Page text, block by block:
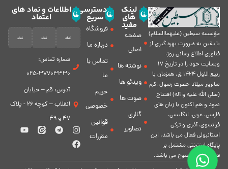
مؤسسه سبطين (عليهماالسلام)
با يقين به ضرورت بهره گیرى از
فناورى اطلاع رسانى روز،
وبسایت خود را در تاريخ 17
ربيع الاول 1424 ق. همزمان با
سالروز ميلاد حضرت رسول اكرم
(صلی الله علیه و آله) افتتاح
نمود و هم اكنون با زبان های
فارسی، عربى، انگلیسی،
فرانسوی، آذری و ترکی
استانبولی فعال مى باشد. اين
پايگاه اينترنتى مشتمل بر
قسمت هاى متنوع مى باشد.
لینک
های
مفید
صفحه
اصلی
نوشته ها
ویدئو ها
صوت ها
گالری
تصاویر
دسترسی
سریع
فروشگاه
درباره ما
تماس با
ما
حریم
خصوصی
قوانین
مقررات
اطلاعات و نماد های
اعتماد
شماره تماس:
37703330-025
آدرس: قم – خیابان
انقلاب – کوچه 26 - پلاک
47 و 49